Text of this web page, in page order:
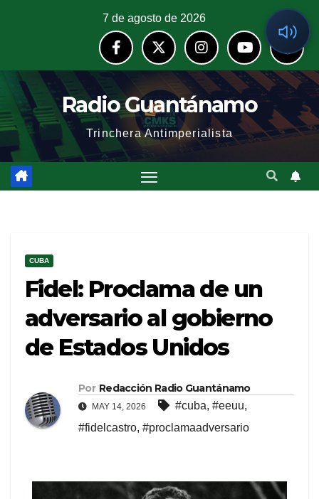
7 de agosto de 2026
Radio Guantánamo
Trinchera Antimperialista
CUBA
Fidel: Proclama de un
adversario al gobierno
de Estados Unidos
Por Redacción Radio Guantánamo
MAY 14, 2026 #cuba, #eeuu,
#fidelcastro, #proclamaadversario